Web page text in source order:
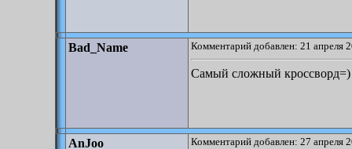
Bad_Name Комментарий добавлен: 21 апреля
Самый сложный кроссворд=)
AnJoo Комментарий добавлен: 27 апреля